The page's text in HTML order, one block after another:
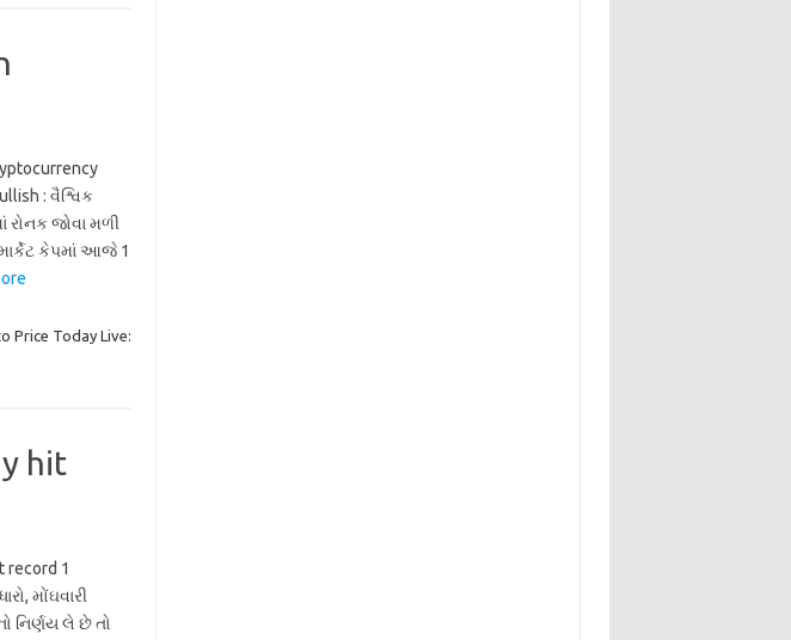
: વૈશ્વિક
રોનક જોવા મળી
કેપમાં આજે 1
Price Today Live:
hit
record 1
મોંઘવારી
નિર્ણય લે છે તો